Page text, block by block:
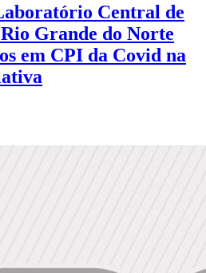
Central de
Grande do Norte
em CPI da Covid na